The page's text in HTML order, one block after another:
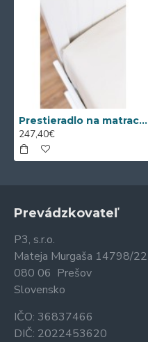
Prestieradlo na matrac Nanobavlna® so zipsom
247,40€
Prevádzkovateľ
P3, s.r.o.
Mateja Murgaša 14798/22
080 06 Prešov
Slovensko
IČO: 36837466
DIČ: 2022453620